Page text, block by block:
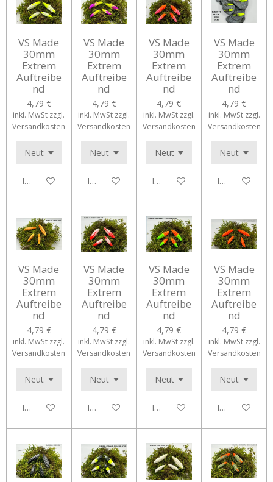
VS Made
30mm
Extrem
Auftreibe
nd
4,79 €
inkl. MwSt zzgl.
Versandkosten
In den Warenkorb
VS Made
30mm
Extrem
Auftreibe
nd
4,79 €
inkl. MwSt zzgl.
Versandkosten
In den Warenkorb
VS Made
30mm
Extrem
Auftreibe
nd
4,79 €
inkl. MwSt zzgl.
Versandkosten
In den Warenkorb
VS Made
30mm
Extrem
Auftreibe
nd
4,79 €
inkl. MwSt zzgl.
Versandkosten
In den
VS Made
30mm
Extrem
Auftreibe
nd
4,79 €
inkl. MwSt zzgl.
Versandkosten
In den Warenkorb
VS Made
30mm
Extrem
Auftreibe
nd
4,79 €
inkl. MwSt zzgl.
Versandkosten
In den Warenkorb
VS Made
30mm
Extrem
Auftreibe
nd
4,79 €
inkl. MwSt zzgl.
Versandkosten
In den Warenkorb
VS Made
30mm
Extrem
Auftreibe
nd
4,79 €
inkl. MwSt zzgl.
Versandkosten
In den